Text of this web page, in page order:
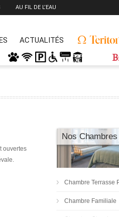
AU FIL DE L’EAU
ACTUALITÉS
ouvertes
Nos Chambres
Chambre Terrasse
Chambre Familiale